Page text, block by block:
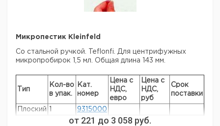
Микропестик Kleinfeld
Со стальной ручкой. Teflonfi. Для центрифужных
микропробирок 1,5 мл.
Общая длина 143 мм.
Тип
Кол-во
в упак.
Кат.
номер
Цена с
НДС,
евро
Цена с
НДС,
руб
Срок
поставки
Плоский 1
9315000
9315001
от 221 до 3 058 руб.